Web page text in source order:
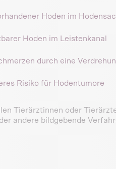
Hoden im
Hoden im Leistenkanal
durch eine
Risiko für Hodentumore
Tierärztinnen oder
andere bildgebende